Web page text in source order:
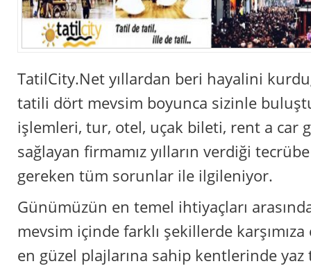
TatilCity.Net yıllardan beri hayalini
tatili dört mevsim boyunca sizinle
işlemleri, tur, otel, uçak bileti, rent a car
sağlayan firmamız yılların verdiği
gereken tüm sorunlar ile ilgileniyor.
Günümüzün en temel ihtiyaçları
mevsim içinde farklı şekillerde karşımıza
en güzel plajlarına sahip kentlerinde